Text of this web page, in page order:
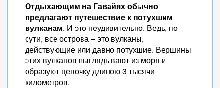
Отдыхающим на Гавайях обычно
предлагают путешествие к потухшим
вулканам. И это неудивительно. Ведь, по
сути, все острова – это вулканы,
действующие или давно потухшие. Вершины
этих вулканов выглядывают из моря и
образуют цепочку длиною 3 тысячи
километров.